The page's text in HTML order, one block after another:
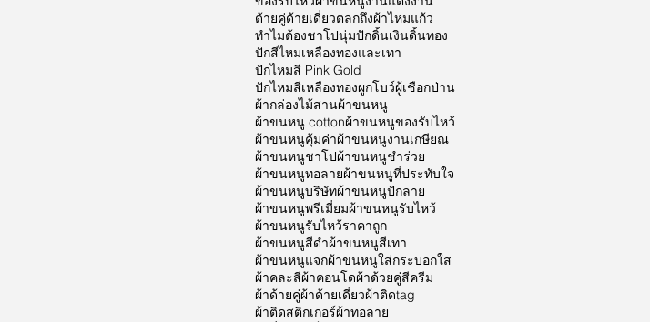
ด้ายคู่ด้ายเดี่ยวตลกถึงผ้าไหมแก้ว
ทำไมต้องชาโปนุ่มปักดิ้นเงินดิ้นทอง
ปักสีไหมเหลืองทองและเทา
ปักไหมสี Pink Gold
ปักไหมสีเหลืองทองผูกโบว์ผู้เชือกป่าน
ผ้ากล่องไม้สานผ้าขนหนู
ผ้าขนหนู cottonผ้าขนหนูของรับไหว้
ผ้าขนหนูคุ้มค่าผ้าขนหนูงานเกษียณ
ผ้าขนหนูชาโปผ้าขนหนูชำร่วย
ผ้าขนหนูทอลายผ้าขนหนูที่ประทับใจ
ผ้าขนหนูบริษัทผ้าขนหนูปักลาย
ผ้าขนหนูพรีเมี่ยมผ้าขนหนูรับไหว้
ผ้าขนหนูรับไหว้ราคาถูก
ผ้าขนหนูสีดำผ้าขนหนูสีเทา
ผ้าขนหนูแจกผ้าขนหนูใส่กระบอกใส
ผ้าคละสีผ้าคอนโดผ้าด้วยคู่สีครีม
ผ้าด้ายคู่ผ้าด้ายเดี่ยวผ้าติดtag
ผ้าติดสติกเกอร์ผ้าทอลาย